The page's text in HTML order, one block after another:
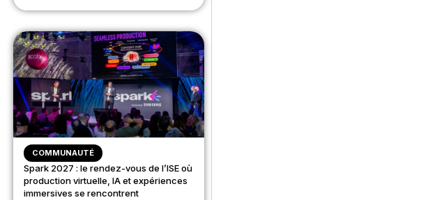
COMMUNAUTÉ
Spark 2027 : le rendez-vous de l’ISE où
production virtuelle, IA et expériences
immersives se rencontrent